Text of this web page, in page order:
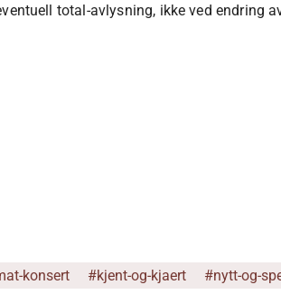
total-avlysning, ikke ved endring
konsert #kjent-og-kjaert #nytt-og-